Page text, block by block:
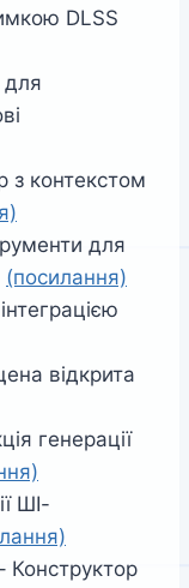
DLSS
для
з контекстом
для
(посилання)
відкрита
генерації
ШІ-
Конструктор